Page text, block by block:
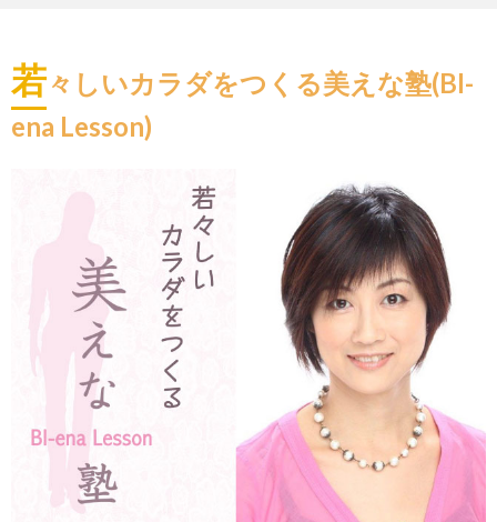
若々しいカラダをつくる美えな塾(BI-
ena Lesson)